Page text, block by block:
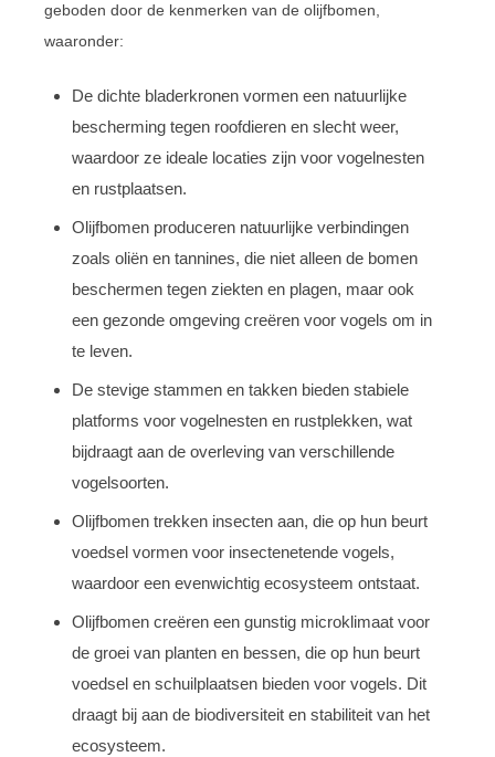
geboden door de kenmerken van de olijfbomen,
waaronder:
De dichte bladerkronen vormen een natuurlijke
bescherming tegen roofdieren en slecht weer,
waardoor ze ideale locaties zijn voor vogelnesten
en rustplaatsen.
Olijfbomen produceren natuurlijke verbindingen
zoals oliën en tannines, die niet alleen de bomen
beschermen tegen ziekten en plagen, maar ook
een gezonde omgeving creëren voor vogels om in
te leven.
De stevige stammen en takken bieden stabiele
platforms voor vogelnesten en rustplekken, wat
bijdraagt aan de overleving van verschillende
vogelsoorten.
Olijfbomen trekken insecten aan, die op hun beurt
voedsel vormen voor insectenetende vogels,
waardoor een evenwichtig ecosysteem ontstaat.
Olijfbomen creëren een gunstig microklimaat voor
de groei van planten en bessen, die op hun beurt
voedsel en schuilplaatsen bieden voor vogels. Dit
draagt bij aan de biodiversiteit en stabiliteit van het
ecosysteem.